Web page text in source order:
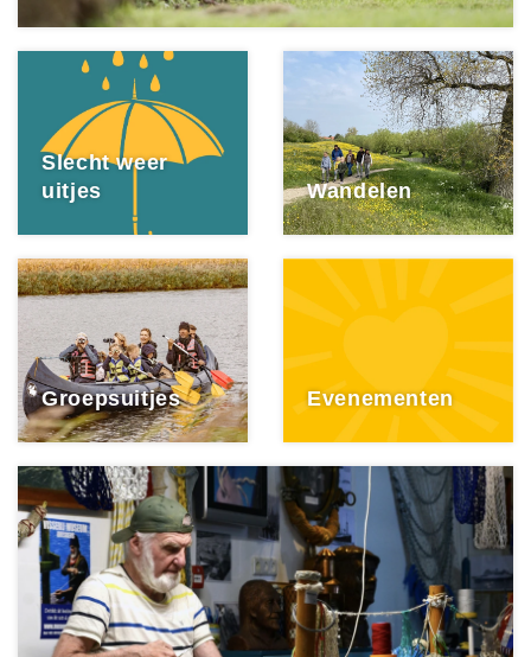
Slecht weer
uitjes
Wandelen
Groepsuitjes Evenementen